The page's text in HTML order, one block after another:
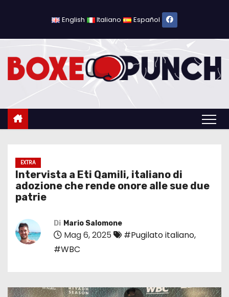
c
English Italiano Español
EXTRA
Intervista a Eti Qamili, italiano di
adozione che rende onore alle sue due
patrie
Di Mario Salomone
Mag 6, 2025 #Pugilato italiano,
#WBC